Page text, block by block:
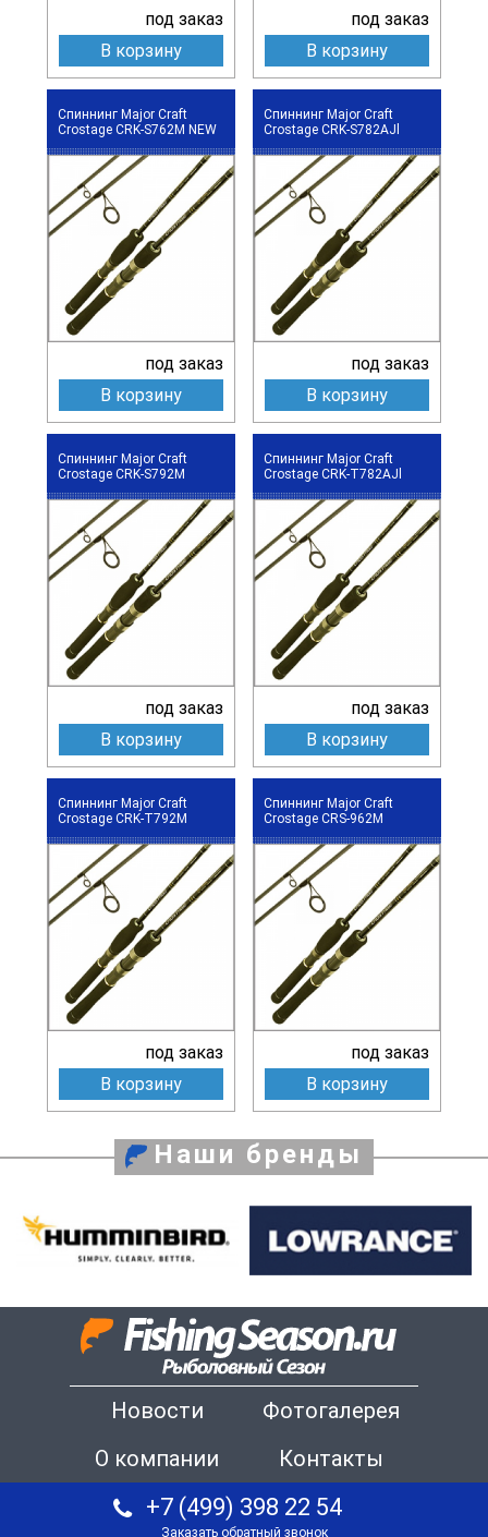
под заказ
В корзину
под заказ
В корзину
Спиннинг Major Craft
Crostage CRK-S762M NEW
под заказ
В корзину
Спиннинг Major Craft
Crostage CRK-S782AJl
под заказ
В корзину
Спиннинг Major Craft
Crostage CRK-S792M
под заказ
В корзину
Спиннинг Major Craft
Crostage CRK-T782AJl
под заказ
В корзину
Спиннинг Major Craft
Crostage CRK-T792M
под заказ
В корзину
Спиннинг Major Craft
Crostage CRS-962M
под заказ
В корзину
Наши бренды
Новости
Фотогалерея
О компании
Контакты
+7 (499) 398 22 54
Заказать обратный звонок